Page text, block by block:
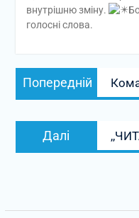
внутрішню зміну.
голосні слова.
Навігація
записів
Попередній
Далі